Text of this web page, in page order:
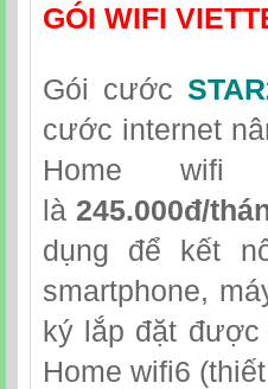
GÓI WIFI
Gói cước
cước internet
Home
là 245.000đ/
dụng để kết
smartphone,
ký lắp đặt được
Home wifi6